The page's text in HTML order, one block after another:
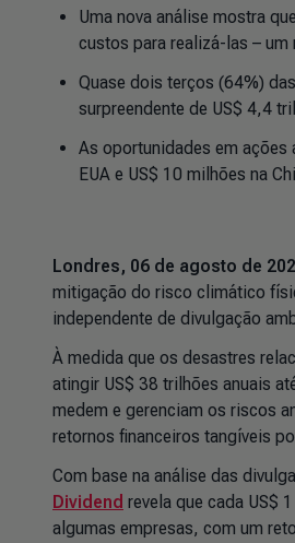
Uma nova análise mostra
custos para realizá-las – um
Quase dois terços (64%)
surpreendente de US$ 4,4
As oportunidades em ações
EUA e US$ 10 milhões na
Londres, 06 de agosto de
mitigação do risco climático
independente de divulgação
À medida que os desastres
atingir US$ 38 trilhões anuais
medem e gerenciam os riscos
retornos financeiros tangíveis
Com base na análise das
Dividend revela que cada US$
algumas empresas, com um